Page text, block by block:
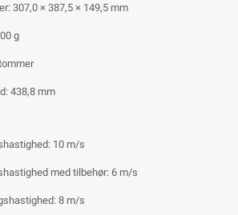
307,0 × 387,5 × 149,5 mm
g
438,8 mm
10 m/s
med tilbehør: 6 m/s
8 m/s